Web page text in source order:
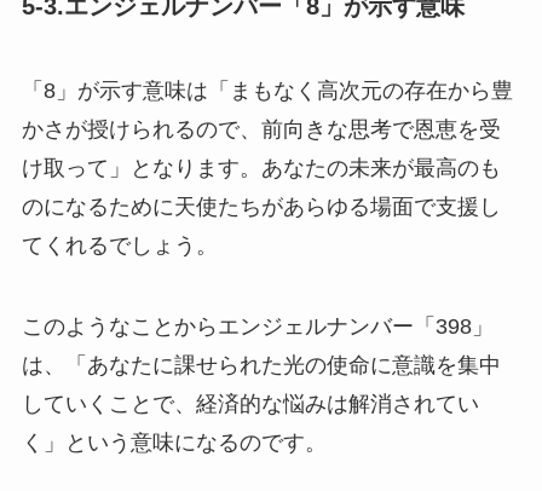
5-3.エンジェルナンバー「8」が示す意味
「8」が示す意味は「まもなく高次元の存在から豊
かさが授けられるので、前向きな思考で恩恵を受
け取って」となります。あなたの未来が最高のも
のになるために天使たちがあらゆる場面で支援し
てくれるでしょう。
このようなことからエンジェルナンバー「398」
は、「あなたに課せられた光の使命に意識を集中
していくことで、経済的な悩みは解消されてい
く」という意味になるのです。